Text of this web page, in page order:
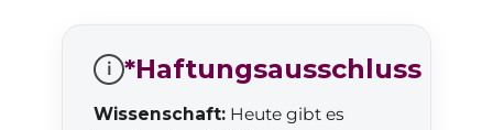
i *Haftungsausschluss
Wissenschaft: Heute gibt es